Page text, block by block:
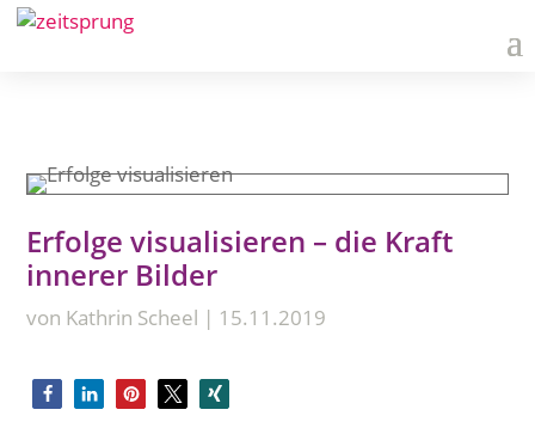
Erfolge visualisieren – die Kraft
innerer Bilder
von Kathrin Scheel | 15.11.2019